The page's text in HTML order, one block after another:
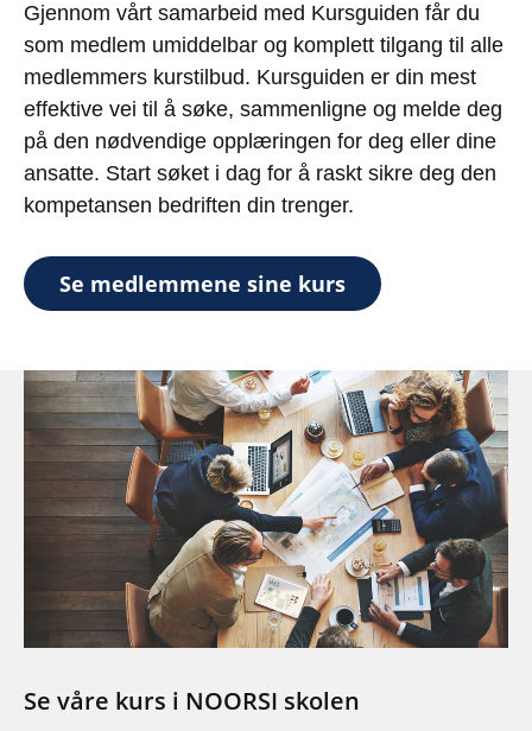
Gjennom vårt samarbeid med Kursguiden får du
som medlem umiddelbar og komplett tilgang til alle
medlemmers kurstilbud. Kursguiden er din mest
effektive vei til å søke, sammenligne og melde deg
på den nødvendige opplæringen for deg eller dine
ansatte. Start søket i dag for å raskt sikre deg den
kompetansen bedriften din trenger.
Se medlemmene sine kurs
Se våre kurs i NOORSI skolen